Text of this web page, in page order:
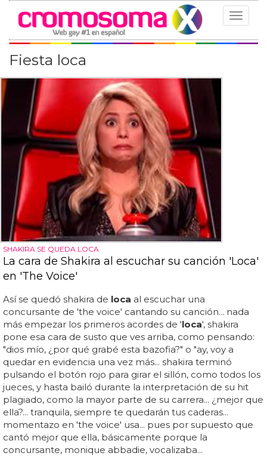
Toggle
Fiesta loca
SHAKIRA SE QUEDA LOCA
La cara de Shakira al escuchar su canción 'Loca'
en 'The Voice'
Así se quedó shakira de loca al escuchar una
concursante de 'the voice' cantando su canción... nada
más empezar los primeros acordes de 'loca', shakira
pone esa cara de susto que ves arriba, como pensando:
"dios mío, ¿por qué grabé esta bazofia?" o "ay, voy a
quedar en evidencia una vez más... shakira terminó
pulsando el botón rojo para girar el sillón, como todos los
jueces, y hasta bailó durante la interpretación de su hit
plagiado, como la mayor parte de su carrera... ¿mejor que
ella?... tranquila, siempre te quedarán tus caderas...
momentazo en 'the voice' usa... pues por supuesto que
cantó mejor que ella, básicamente porque la
concursante, monique abbadie, vocalizaba...